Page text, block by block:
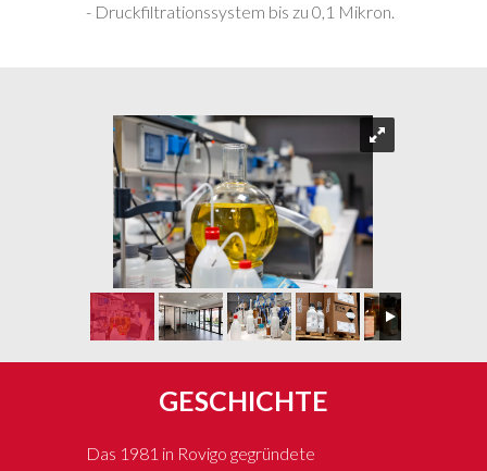
- Druckfiltrationssystem bis zu 0,1 Mikron.
GESCHICHTE
Das 1981 in Rovigo gegründete